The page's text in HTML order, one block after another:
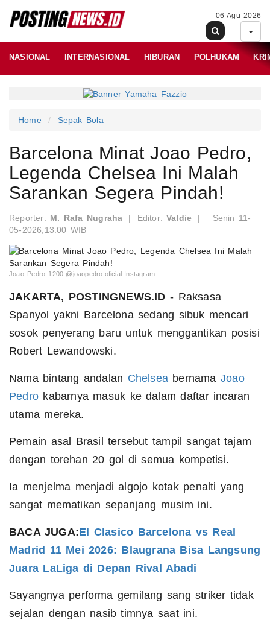
06 Agu 2026
NASIONAL INTERNASIONAL HIBURAN POLHUKAM
Home Sepak Bola
Barcelona Minat Joao Pedro,
Legenda Chelsea Ini Malah
Sarankan Segera Pindah!
Reporter: M. Rafa Nugraha | Editor:Valdie |
Senin 11-
05-2026,13:00 WIB
Joao Pedro 1200-@joaopedro.oficial-Instagram
JAKARTA, POSTINGNEWS.ID - Raksasa
Spanyol yakni Barcelona sedang sibuk mencari
sosok penyerang baru untuk menggantikan posisi
Robert Lewandowski.
Nama bintang andalan Chelseabernama Joao
Pedro kabarnya masuk ke dalam daftar incaran
utama mereka.
Pemain asal Brasil tersebut tampil sangat tajam
dengan torehan 20 gol di semua kompetisi.
Ia menjelma menjadi algojo kotak penalti yang
sangat mematikan sepanjang musim ini.
BACA JUGA:El Clasico Barcelona vs Real
Madrid 11 Mei 2026: Blaugrana Bisa Langsung
Juara LaLiga di Depan Rival Abadi
Sayangnya performa gemilang sang striker tidak
sejalan dengan nasib timnya saat ini.